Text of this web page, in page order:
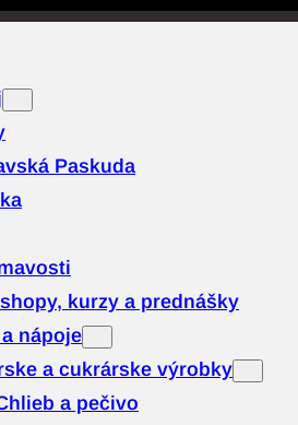
Paskuda
kurzy a prednášky
nápoje
a cukrárske výrobky
a pečivo